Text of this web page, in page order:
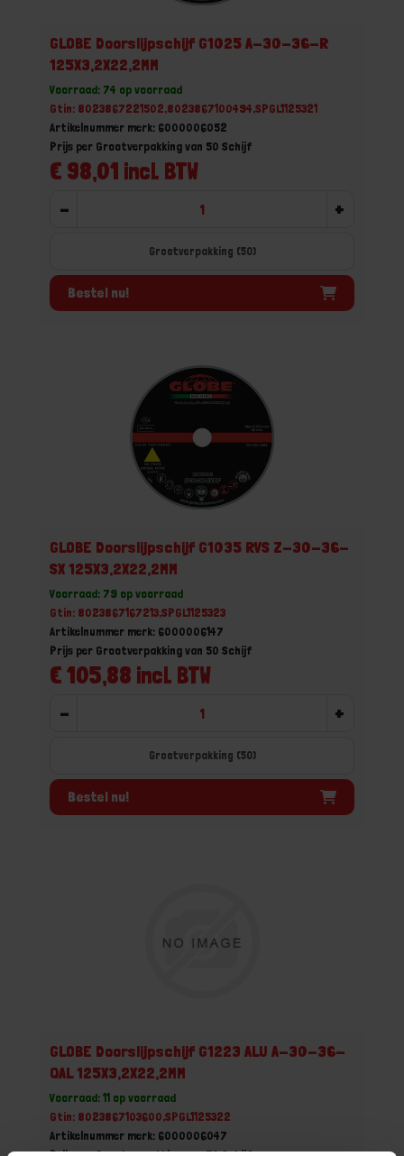
GLOBE Doorslijpschijf G1025 A-30-36-R
125X3,2X22,2MM
Voorraad: 74 op voorraad
Gtin: 8023867221502,8023867100494,SPGL1125321
Artikelnummer merk: 6000006052
€ 98,01 incl. BTW
Prijs per Grootverpakking van 50 Schijf
- +
Grootverpakking (50)
Bestel nu!
GLOBE Doorslijpschijf G1035 RVS Z-30-36-
SX 125X3,2X22,2MM
Voorraad: 79 op voorraad
Gtin: 8023867167213,SPGL1125323
Artikelnummer merk: 6000006147
€ 105,88 incl. BTW
Prijs per Grootverpakking van 50 Schijf
- +
Grootverpakking (50)
Bestel nu!
GLOBE Doorslijpschijf G1223 ALU A-30-36-
QAL 125X3,2X22,2MM
Voorraad: 11 op voorraad
Gtin: 8023867103600,SPGL1125322
Artikelnummer merk: 6000006047